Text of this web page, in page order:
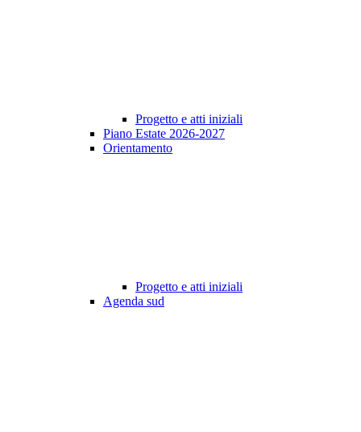
Progetto e atti iniziali
Piano Estate 2026-2027
Orientamento
Progetto e atti iniziali
Agenda sud